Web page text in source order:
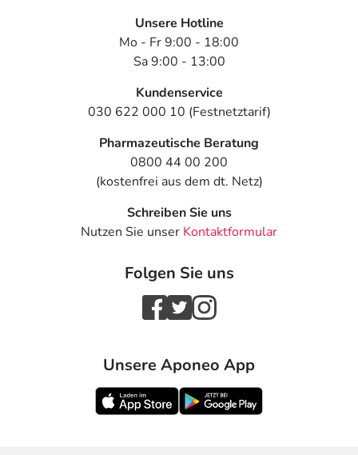
Unsere Hotline
Mo - Fr 9:00 - 18:00
Sa 9:00 - 13:00
Kundenservice
030 622 000 10 (Festnetztarif)
Pharmazeutische Beratung
0800 44 00 200
(kostenfrei aus dem dt. Netz)
Schreiben Sie uns
Nutzen Sie unser Kontaktformular
Folgen Sie uns
Unsere Aponeo App